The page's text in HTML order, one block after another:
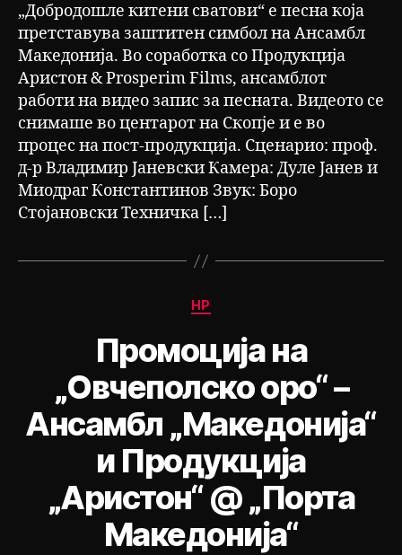
„Добродошле китени сватови“ е песна која
претставува заштитен симбол на Ансамбл
Македонија. Во соработка со Продукција
Аристон & Prosperim Films, ансамблот
работи на видео запис за песната. Видеото се
снимаше во центарот на Скопје и е во
процес на пост-продукција. Сценарио: проф.
д-р Владимир Јаневски Камера: Дуле Јанев и
Миодраг Константинов Звук: Боро
Стојановски Техничка […]
Categories
НР
Промоција на
„Овчеполско оро“ –
Ансамбл „Македонија“
и Продукција
„Аристон“ @ „Порта
Македонија“